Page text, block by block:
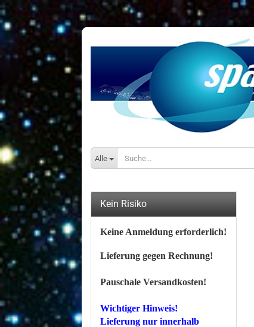
Alle
Kein Risiko
Keine Anmeldung erforderlich!
Lieferung gegen Rechnung!
Pauschale Versandkosten!
Wichtiger Hinweis!
Lieferung nur innerhalb